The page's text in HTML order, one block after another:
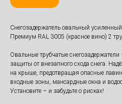
Снегозадержатель овальный
Премиум RAL 3005 (красное вино) 2
Овальные трубчатые
защиты от внезапного схода снега.
на крыше, предотвращая опасные
входные зоны, мансардные окна и
Установите – и забудьте о рисках!